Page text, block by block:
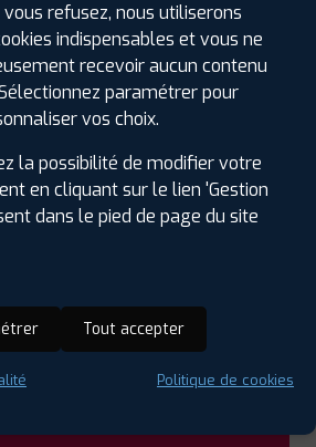
ZAC GRAY SUD
PROFIL PLUS
refusez, nous utiliserons
indispensables et vous ne
recevoir aucun contenu
paramétrer pour
vos choix.
la possibilité de modifier votre
en cliquant sur le lien 'Gestion
dans le pied de page du site
Tout accepter
Politique de cookies